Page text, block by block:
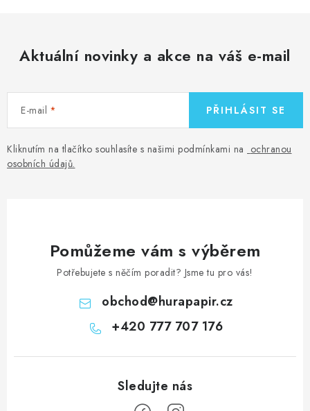
Aktuální novinky a akce na váš e-mail
E-mail
Kliknutím na tlačítko souhlasíte s našimi podmínkami na ochranou
osobních údajů.
PŘIHLÁSIT SE
Pomůžeme vám s výběrem
Potřebujete s něčím poradit? Jsme tu pro vás!
obchod@hurapapir.cz
+420 777 707 176